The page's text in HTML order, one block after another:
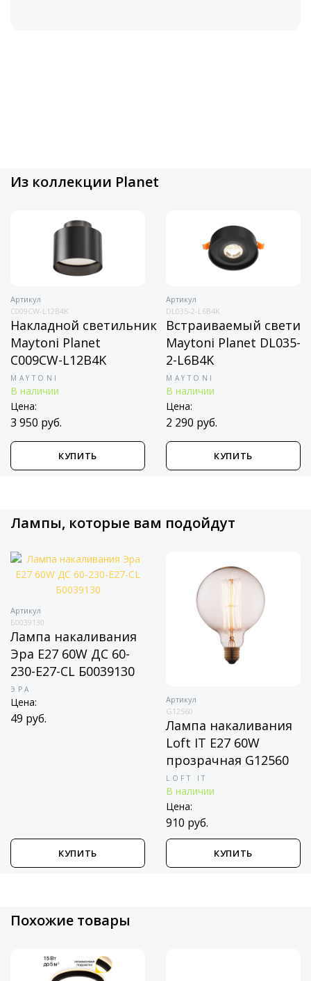
Из коллекции Planet
Артикул
C009CW-L12B4K
Накладной светильник
Maytoni Planet
C009CW-L12B4K
MAYTONI
В наличии
Цена:
3 950 руб.
КУПИТЬ
Артикул
DL035-2-L6B4K
Встраиваемый
Maytoni Planet DL035-
2-L6B4K
MAYTONI
В наличии
Цена:
2 290 руб.
КУПИТЬ
Лампы, которые вам подойдут
Артикул
Б0039130
Лампа накаливания
Эра E27 60W ДС 60-
230-E27-CL Б0039130
ЭРА
Цена:
49 руб.
КУПИТЬ
Артикул
G12560
Лампа накаливания
Loft IT E27 60W
прозрачная G12560
LOFT IT
В наличии
Цена:
910 руб.
КУПИТЬ
Похожие товары